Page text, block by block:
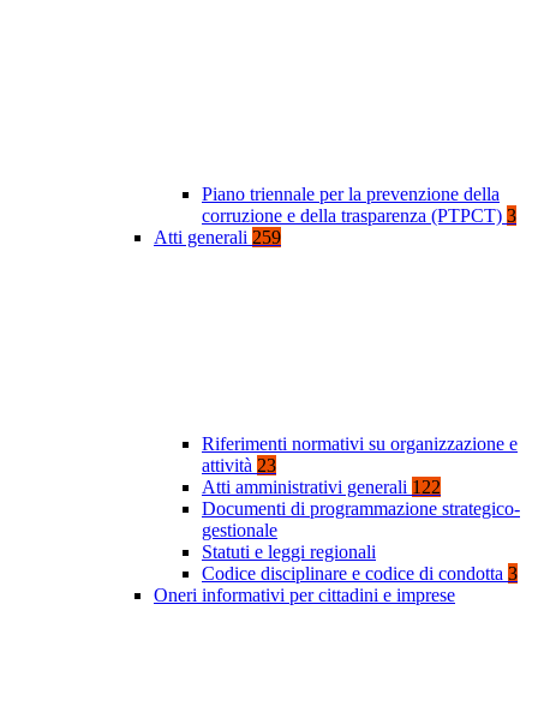
Piano triennale per la prevenzione della
corruzione e della trasparenza (PTPCT) 3
Atti generali 259
Riferimenti normativi su organizzazione e
attività 23
Atti amministrativi generali 122
Documenti di programmazione strategico-
gestionale
Statuti e leggi regionali
Codice disciplinare e codice di condotta 3
Oneri informativi per cittadini e imprese